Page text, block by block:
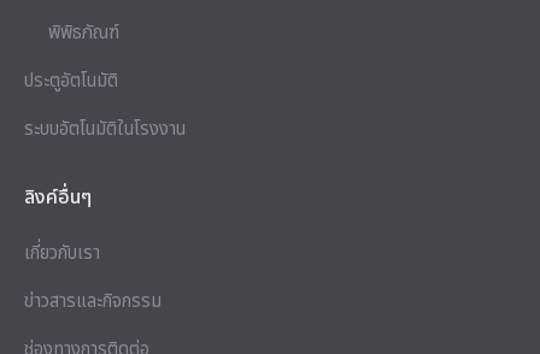
พิพิธภัณฑ์
ประตูอัตโนมัติ
ระบบอัตโนมัติในโรงงาน
ลิงค์อื่นๆ
เกี่ยวกับเรา
ข่าวสารและกิจกรรม